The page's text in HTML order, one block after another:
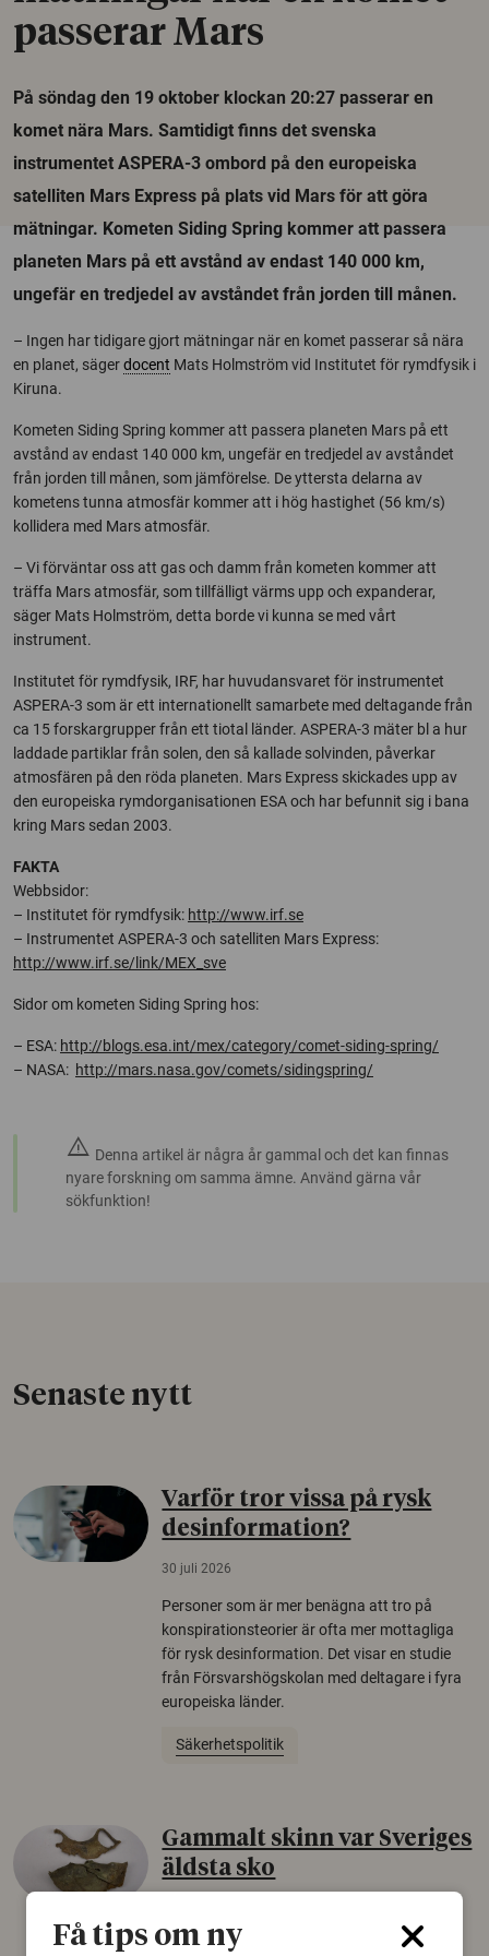
passerar Mars
På söndag den 19 oktober klockan 20:27 passerar en
komet nära Mars. Samtidigt finns det svenska
instrumentet ASPERA-3 ombord på den europeiska
satelliten Mars Express på plats vid Mars för att göra
mätningar. Kometen Siding Spring kommer att passera
planeten Mars på ett avstånd av endast 140 000 km,
ungefär en tredjedel av avståndet från jorden till månen.
– Ingen har tidigare gjort mätningar när en komet passerar så nära
en planet, sägerdocent Mats Holmström vid Institutet för rymdfysik i
Kiruna.
Kometen Siding Spring kommer att passera planeten Mars på ett
avstånd av endast 140 000 km, ungefär en tredjedel av avståndet
från jorden till månen, som jämförelse. De yttersta delarna av
kometens tunna atmosfär kommer att i hög hastighet (56 km/s)
kollidera med Mars atmosfär.
– Vi förväntar oss att gas och damm från kometen kommer att
träffa Mars atmosfär, som tillfälligt värms upp och expanderar,
säger Mats Holmström, detta borde vi kunna se med vårt
instrument.
Institutet för rymdfysik, IRF, har huvudansvaret för instrumentet
ASPERA-3 som är ett internationellt samarbete med deltagande från
ca 15 forskargrupper från ett tiotal länder. ASPERA-3 mäter bl a hur
laddade partiklar från solen, den så kallade solvinden, påverkar
atmosfären på den röda planeten. Mars Express skickades upp av
den europeiska rymdorganisationen ESA och har befunnit sig i bana
kring Mars sedan 2003.
FAKTA
Webbsidor:
– Institutet för rymdfysik: http://www.irf.se
– Instrumentet ASPERA-3 och satelliten Mars Express:
http://www.irf.se/link/MEX_sve
Sidor om kometen Siding Spring hos:
– ESA: http://blogs.esa.int/mex/category/comet-siding-spring/
– NASA: http://mars.nasa.gov/comets/sidingspring/
warning Denna artikel är några år gammal och det kan finnas
nyare forskning om samma ämne. Använd gärna vår
sökfunktion!
Senaste nytt
Varför tror vissa på rysk
desinformation?
30 juli 2026
Personer som är mer benägna att tro på
konspirationsteorier är ofta mer mottagliga
för rysk desinformation. Det visar en studie
från Försvarshögskolan med deltagare i fyra
europeiska länder.
Säkerhetspolitik
Gammalt skinn var Sveriges
äldsta sko
Det som arkeologer länge trodde var en
Få tips om ny